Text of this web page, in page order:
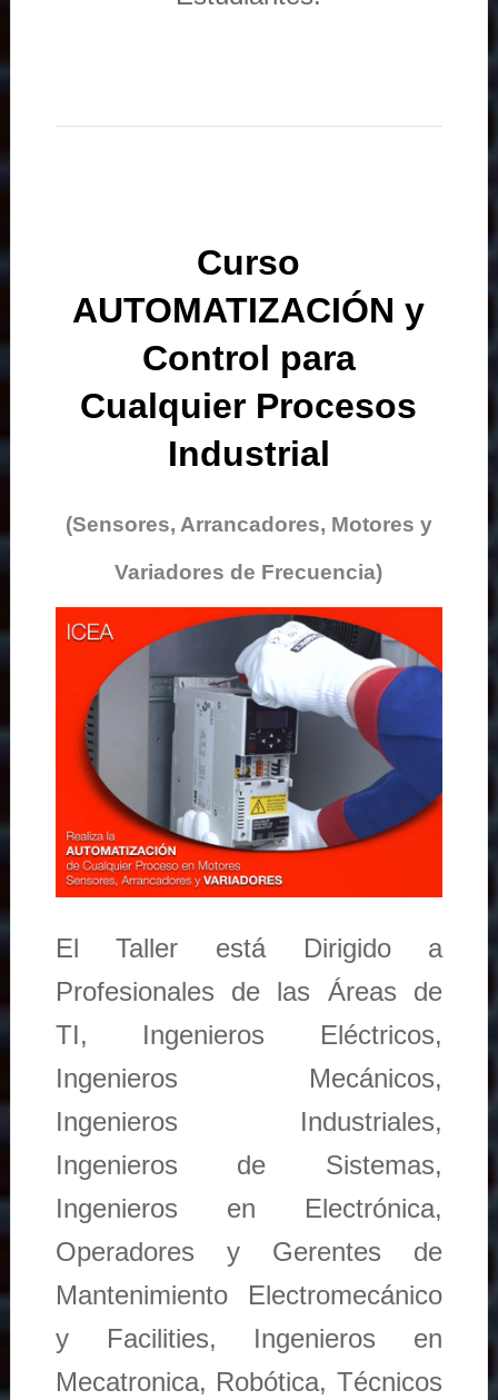
Curso
AUTOMATIZACIÓN y
Control para
Cualquier Procesos
Industrial
(Sensores, Arrancadores, Motores y
Variadores de Frecuencia)
El Taller está Dirigido a
Profesionales de las Áreas de
TI, Ingenieros Eléctricos,
Ingenieros Mecánicos,
Ingenieros Industriales,
Ingenieros de Sistemas,
Ingenieros en Electrónica,
Operadores y Gerentes de
Mantenimiento Electromecánico
y Facilities, Ingenieros en
Mecatronica, Robótica, Técnicos